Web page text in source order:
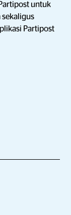
untuk
sekaligus
Partipost